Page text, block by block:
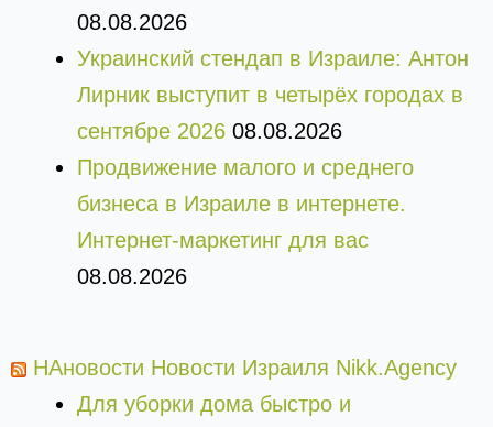
08.08.2026
Украинский стендап в Израиле: Антон
Лирник выступит в четырёх городах в
сентябре 2026 08.08.2026
Продвижение малого и среднего
бизнеса в Израиле в интернете.
Интернет-маркетинг для вас
08.08.2026
НАновости Новости Израиля Nikk.Agency
Для уборки дома быстро и